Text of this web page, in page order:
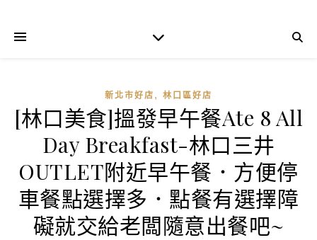
新北市好店 , 林口區好店
[林口美食]搵發早午餐Ate 8 All
Day Breakfast-林口三井
OUTLET附近早午餐．方便停
車餐點選擇多．點餐有選擇障
礙就交給老闆隨意出餐吧~